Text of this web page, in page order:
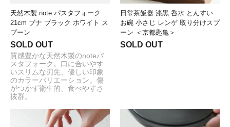
天然木製 note パスタフォーク
21cm ブナ ブラック ホワイト ス
プーン
SOLD OUT
質感豊かな天然木製のnoteパ
スタフォーク。口に合いやす
いスリムな刃先、優しい印象
のカラーバリエーション。傷
がつかず衛生的、食べやすさ
抜群。
日常茶飯器 漆黒 呑水 とんすい
お碗 小さじ レンゲ 取り分けスプ
ーン ＜京都匙亀＞
SOLD OUT